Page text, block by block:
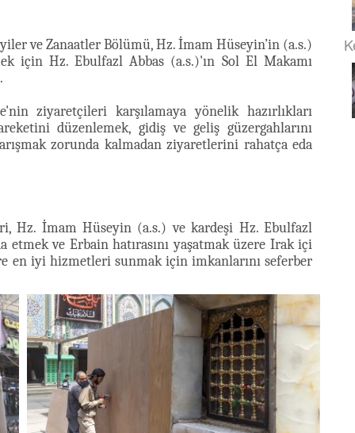
ve Zanaatler Bölümü, Hz. İmam Hüseyin’in (a.s.)
için Hz. Ebulfazl Abbas (a.s.)'ın Sol El Makamı
ziyaretçileri karşılamaya yönelik hazırlıkları
düzenlemek, gidiş ve geliş güzergahlarını
zorunda kalmadan ziyaretlerini rahatça eda
Hz. İmam Hüseyin (a.s.) ve kardeşi Hz. Ebulfazl
ve Erbain hatırasını yaşatmak üzere Irak içi
en iyi hizmetleri sunmak için imkanlarını seferber